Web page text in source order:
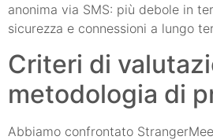
anonima via SMS: più debole in
sicurezza e connessioni a lungo
Criteri di
metodologia di
Abbiamo confrontato